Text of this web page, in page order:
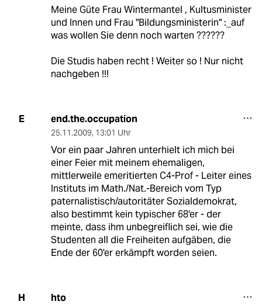
Meine Güte Frau Wintermantel , Kultusminister
und Innen und Frau "Bildungsministerin" :_auf
was wollen Sie denn noch warten ??????
Die Studis haben recht ! Weiter so ! Nur nicht
nachgeben !!!
E end.the.occupation
25.11.2009, 13:01 Uhr
Vor ein paar Jahren unterhielt ich mich bei
einer Feier mit meinem ehemaligen,
mittlerweile emeritierten C4-Prof - Leiter eines
Instituts im Math./Nat.-Bereich vom Typ
paternalistisch/autoritäter Sozialdemokrat,
also bestimmt kein typischer 68'er - der
meinte, dass ihm unbegreiflich sei, wie die
Studenten all die Freiheiten aufgäben, die
Ende der 60'er erkämpft worden seien.
H hto